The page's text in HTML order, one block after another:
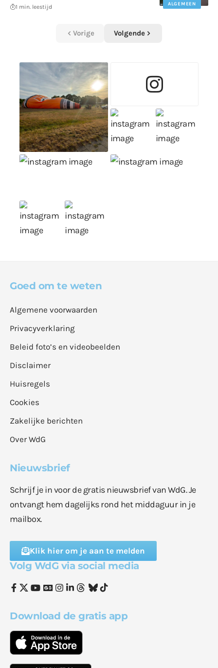
ALGEMEEN
1 min. leestijd
Vorige Volgende
Goed om te weten
Algemene voorwaarden
Privacyverklaring
Beleid foto’s en videobeelden
Disclaimer
Huisregels
Cookies
Zakelijke berichten
Over WdG
Nieuwsbrief
Schrijf je in voor de gratis nieuwsbrief van WdG. Je
ontvangt hem dagelijks rond het middaguur in je
mailbox.
Klik hier om je aan te melden
Volg WdG via social media
Download de gratis app